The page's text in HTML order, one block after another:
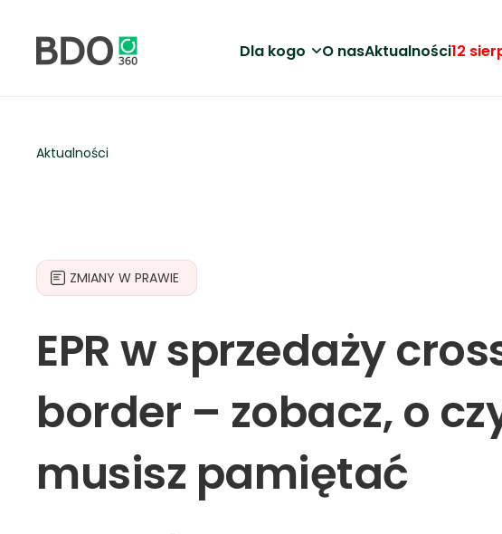
Dla kogo O nasAktualności12
Aktualności
ZMIANY W PRAWIE
EPR w sprzedaży
border – zobacz, o
musisz pamiętać